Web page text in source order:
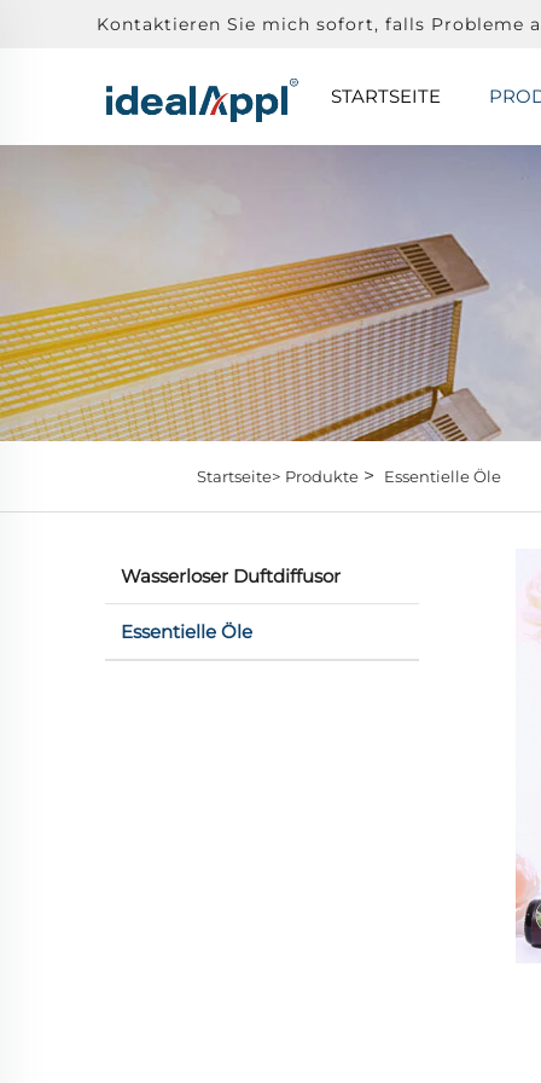
Kontaktieren Sie mich sofort, falls Probleme
STARTSEITE
Startseite> Produkte> Essentielle Öle
Wasserloser Duftdiffusor
Essentielle Öle